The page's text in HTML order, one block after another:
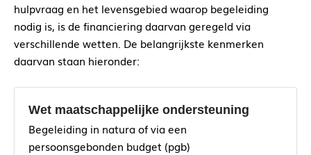
hulpvraag en het levensgebied waarop begeleiding
nodig is, is de financiering daarvan geregeld via
verschillende wetten. De belangrijkste kenmerken
daarvan staan hieronder:
Wet maatschappelijke ondersteuning
Begeleiding in natura of via een
persoonsgebonden budget (pgb)